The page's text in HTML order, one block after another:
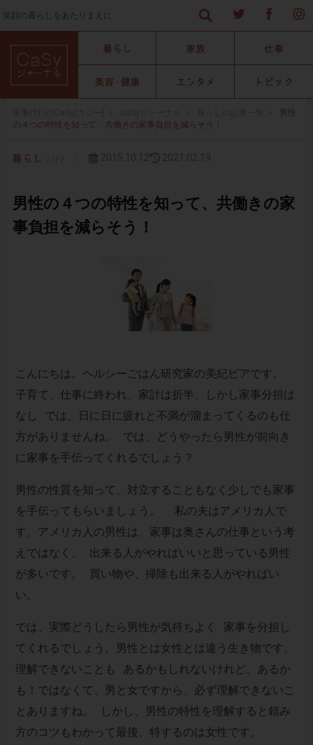
笑顔の暮らしをあたりまえに
男性
の４つの特性を知って、共働きの家事負担を減らそう！
男性の４つの特性を知って、共働きの家
事負担を減らそう！
こんにちは。ヘルシーごはん研究家の美紀ピアです。
子育て、仕事に終われ、家計は折半、しかし家事分担は
なし では、日に日に疲れと不満が溜まってくるのも仕
方がありませんね。 では、どうやったら男性が前向き
に家事を手伝ってくれるでしょう？
男性の性質を知って、対立することもなく少しでも家事
を手伝ってもらいましょう。 私の夫はアメリカ人で
す。アメリカ人の男性は、家事は奥さんの仕事という考
えではなく、 出来る人がやればいいと思っている男性
が多いです。 買い物や、掃除も出来る人がやればい
い。
では、実際どうしたら男性が気持ちよく 家事を分担し
てくれるでしょう。男性とは女性とは違う生き物です。
理解できないことも あるかもしれないけれど、あるか
も！ではなくて、男と女ですから、必ず理解できないこ
とありますね。 しかし、男性の特性を理解すると頼み
方のコツもわかって最後、特するのは女性です。